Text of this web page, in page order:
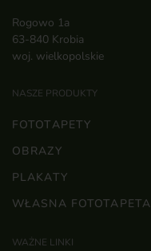
Rogowo 1a
63-840 Krobia
woj. wielkopolskie
NASZE PRODUKTY
FOTOTAPETY
OBRAZY
PLAKATY
WŁASNA FOTOTAPETA
WAŻNE LINKI